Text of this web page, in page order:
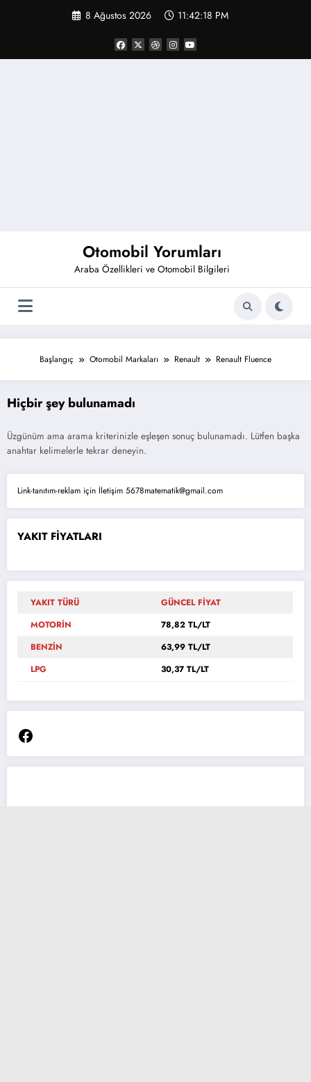
8 Ağustos 2026 11:42:19 PM
Otomobil Yorumları
Araba Özellikleri ve Otomobil Bilgileri
Başlangıç Otomobil Markaları Renault Renault Fluence
Hiçbir şey bulunamadı
Üzgünüm ama arama kriterinizle eşleşen sonuç bulunamadı. Lütfen başka
anahtar kelimelerle tekrar deneyin.
Link-tanıtım-reklam için İletişim 5678matematik@gmail.com
YAKIT FİYATLARI
YAKIT TÜRÜ
GÜNCEL FİYAT
MOTORİN
78,82 TL/LT
BENZİN
63,99 TL/LT
LPG
30,37 TL/LT
Facebook